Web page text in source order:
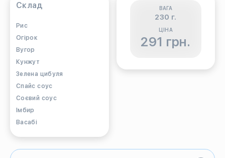
Склад
Рис
Огірок
Вугор
Кунжут
Зелена цибуля
Спайс соус
Соєвий соус
Імбир
Васабі
ВАГА
230 г.
ЦІНА
291 грн.